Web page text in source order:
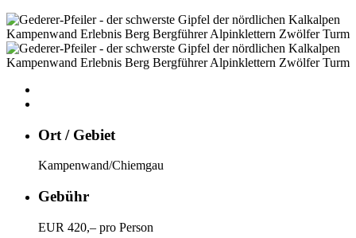
Ort / Gebiet
Kampenwand/Chiemgau
Gebühr
EUR 420,– pro Person